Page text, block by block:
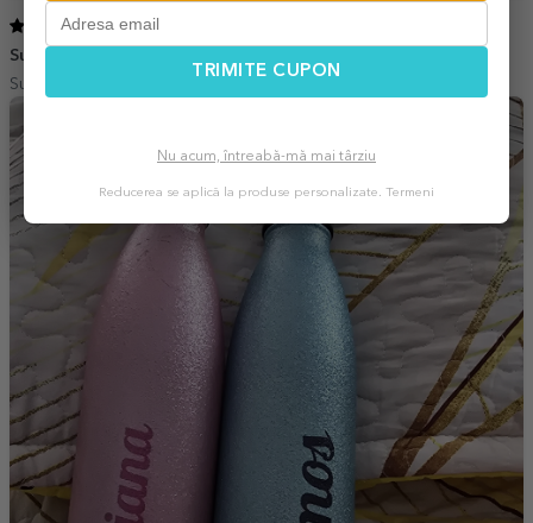
5/ 5
Superb
Sunt ff mulțumită deja 2 cumpărate ff frumoase
TRIMITE CUPON
Nu acum, întreabă-mă mai târziu
Reducerea se aplică la produse personalizate. Termeni